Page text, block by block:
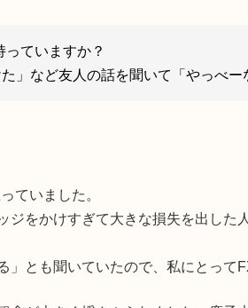
ていますか？
」など友人の話を聞いて「やっべー
ていました。
ジをかけすぎて大きな損失を出し
」とも聞いていたので、私にとって